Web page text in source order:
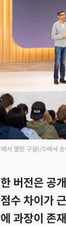
서 열린 구글I/O에서
버전은 공
수 차이가
과장이 존